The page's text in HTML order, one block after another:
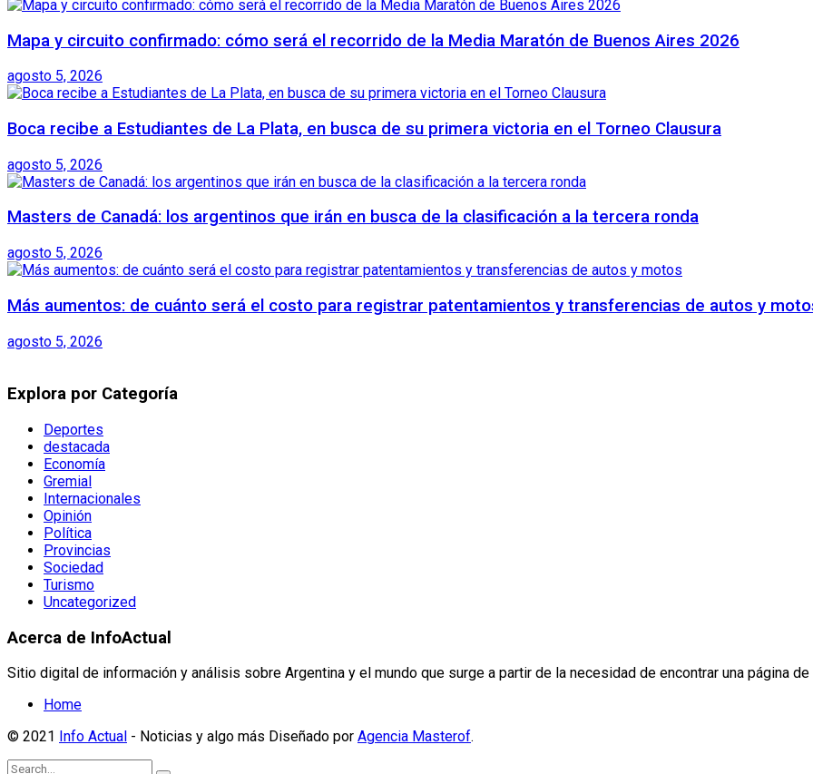
Mapa y circuito confirmado: cómo será el recorrido de la Media Maratón de Buenos Aires 2026
agosto 5, 2026
Boca recibe a Estudiantes de La Plata, en busca de su primera victoria en el Torneo Clausura
agosto 5, 2026
Masters de Canadá: los argentinos que irán en busca de la clasificación a la tercera ronda
agosto 5, 2026
Más aumentos: de cuánto será el costo para registrar patentamientos y transferencias de autos y
agosto 5, 2026
Explora por Categoría
Deportes
destacada
Economía
Gremial
Internacionales
Opinión
Política
Provincias
Sociedad
Turismo
Uncategorized
Acerca de InfoActual
Sitio digital de información y análisis sobre Argentina y el mundo que surge a partir de la necesidad de encontrar una página
Home
© 2021
Info Actual - Noticias y algo más Diseñado por Agencia Masterof.